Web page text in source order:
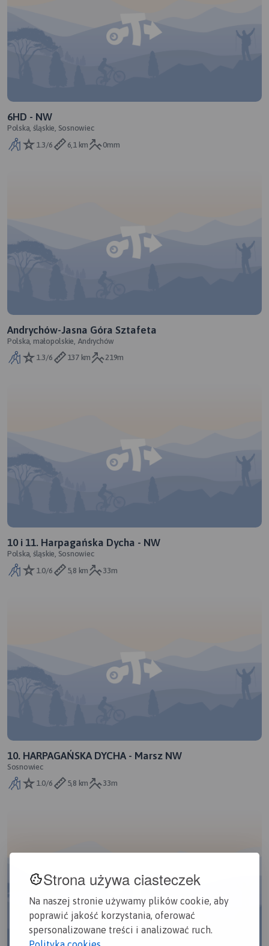
Strona używa ciasteczek
Na naszej stronie używamy plików cookie, aby
poprawić jakość korzystania, oferować
spersonalizowane treści i analizować ruch.
6HD - NW
Polska, śląskie, Sosnowiec
1.3/6
6,1 km 0mm
Andrychów-Jasna Góra Sztafeta
Polska, małopolskie, Andrychów
1.3/6
137 km 219m
10 i 11. Harpagańska Dycha - NW
Polska, śląskie, Sosnowiec
1.0/6
5,8 km 33m
10. HARPAGAŃSKA DYCHA - Marsz NW
Sosnowiec
1.0/6
5,8 km 33m